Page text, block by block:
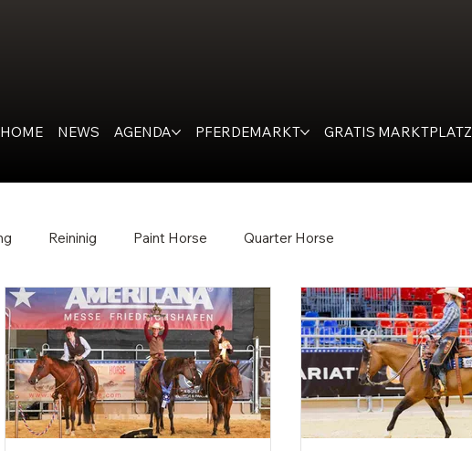
HOME NEWS AGENDA PFERDEMARKT GRATIS MARKTPLATZ
Reininig Paint Horse Quarter Horse
Ranch Horse PR Kondolation Roping
People Inside the Barn All Futurities Cremona